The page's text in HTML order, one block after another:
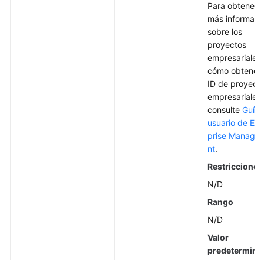
Para obtener
más
sobre los
proyectos
empresariales
cómo obtener
ID de
empresariales,
consulte Guía
usuario de
prise
nt.
Restricciones
N/D
Rango
N/D
Valor